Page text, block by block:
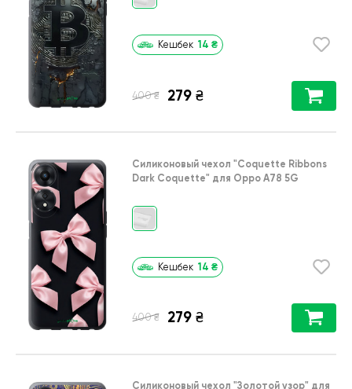
Кешбек 14 ₴
400 ₴ 279 ₴
Силиконовый чехол "Coquette Ribbons
Dark Coquette" для Oppo A78 5G
Кешбек 14 ₴
400 ₴ 279 ₴
Силиконовый чехол "Золотой узор" для